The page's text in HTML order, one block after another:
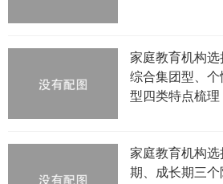
家庭教育机构选
综合集团型、个
型四类特点梳理
家庭教育机构
期、成长期三